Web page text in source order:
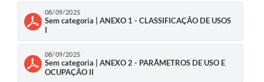
08/09/2025
Sem categoria | ANEXO 1 - CLASSIFICAÇÃO DE USOS
I
08/09/2025
Sem categoria | ANEXO 2 - PARÂMETROS DE USO E
OCUPAÇÃO II